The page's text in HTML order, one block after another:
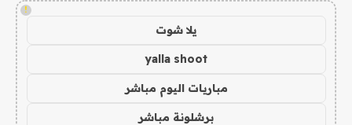
!
يلا شوت
yalla shoot
مباريات اليوم مباشر
برشلونة مباشر